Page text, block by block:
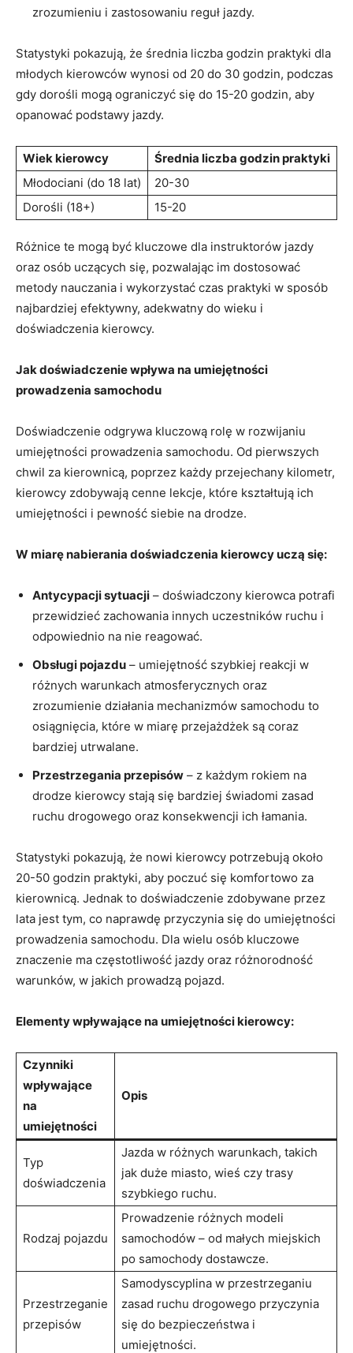
zrozumieniu⁣ i zastosowaniu reguł ‌jazdy.
Statystyki pokazują, że średnia liczba godzin praktyki dla
młodych kierowców⁢ wynosi‌ od 20‍ do 30 godzin, podczas
gdy dorośli mogą ograniczyć się do 15-20 godzin, aby
opanować podstawy jazdy.
Wiek kierowcy
Średnia liczba godzin praktyki
Młodociani ​(do⁤ 18 lat)
20-30
Dorośli (18+)
15-20
Różnice te mogą być kluczowe dla instruktorów ‌jazdy
oraz osób⁤ uczących się, pozwalając im dostosować
metody⁢ nauczania​ i wykorzystać‌ czas praktyki w sposób
najbardziej efektywny, adekwatny do wieku i
doświadczenia kierowcy.
Jak⁤ doświadczenie ‍wpływa na umiejętności
‌prowadzenia ⁣samochodu
Doświadczenie odgrywa kluczową rolę w rozwijaniu
umiejętności prowadzenia samochodu. Od pierwszych
chwil za kierownicą, poprzez każdy przejechany⁢ kilometr,
kierowcy zdobywają cenne lekcje, które kształtują ich
umiejętności i​ pewność siebie na drodze.
W ⁢miarę nabierania doświadczenia kierowcy uczą się:
Antycypacji sytuacji – doświadczony ⁤kierowca potrafi
przewidzieć zachowania innych uczestników ruchu i
odpowiednio ​na ‌nie reagować.
Obsługi⁣ pojazdu – umiejętność ‍szybkiej reakcji ‍w
różnych warunkach⁤ atmosferycznych oraz
zrozumienie działania⁢ mechanizmów samochodu⁢ to‍
osiągnięcia, ⁢które w miarę ​przejażdżek‌ są coraz
⁢bardziej⁣ utrwalane.
Przestrzegania przepisów – z każdym rokiem na
drodze kierowcy stają się bardziej świadomi zasad
ruchu ⁢drogowego oraz ⁤konsekwencji ⁤ich łamania.
Statystyki pokazują, ⁤że nowi kierowcy potrzebują około‍
20-50 godzin ‍praktyki, aby poczuć się komfortowo‍ za⁤
kierownicą. Jednak to doświadczenie zdobywane przez
lata jest tym, co⁣ naprawdę przyczynia się do‌ umiejętności
prowadzenia samochodu. Dla⁤ wielu osób kluczowe
znaczenie ⁤ma ​częstotliwość jazdy ‌oraz różnorodność
warunków, w jakich prowadzą pojazd.
Elementy wpływające na⁢ umiejętności kierowcy:
Czynniki
wpływające
na
umiejętności
Opis
Typ
doświadczenia
Jazda ‌w różnych warunkach, takich
jak duże ⁤miasto, wieś czy trasy
szybkiego ruchu.
Rodzaj pojazdu
Prowadzenie różnych modeli
samochodów – od małych ‍miejskich
po samochody dostawcze.
Przestrzeganie
​przepisów
Samodyscyplina w przestrzeganiu
zasad ⁤ruchu drogowego przyczynia
‌się do ​bezpieczeństwa ‍i
umiejętności.